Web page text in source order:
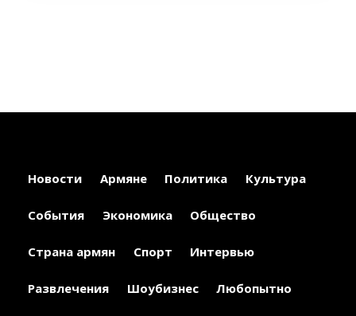
Новости Армяне Политика Культура
События Экономика Общество
Страна армян Спорт Интервью
Развлечения Шоубизнес Любопытно